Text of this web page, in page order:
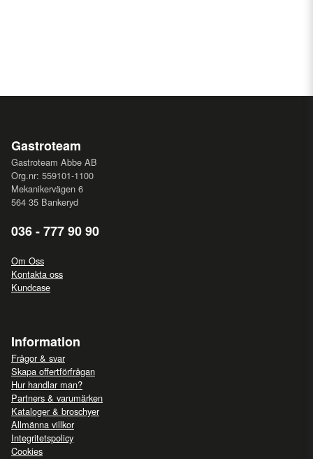
Gastroteam
Gastroteam Abbe AB
Org.nr: 559101-1100
Mekanikervägen 6
564 35 Bankeryd
036 - 777 90 90
Om Oss
Kontakta oss
Kundcase
Information
Frågor & svar
Skapa offertförfrågan
Hur handlar man?
Partners & varumärken
Kataloger & broschyer
Allmänna villkor
Integritetspolicy
Cookies